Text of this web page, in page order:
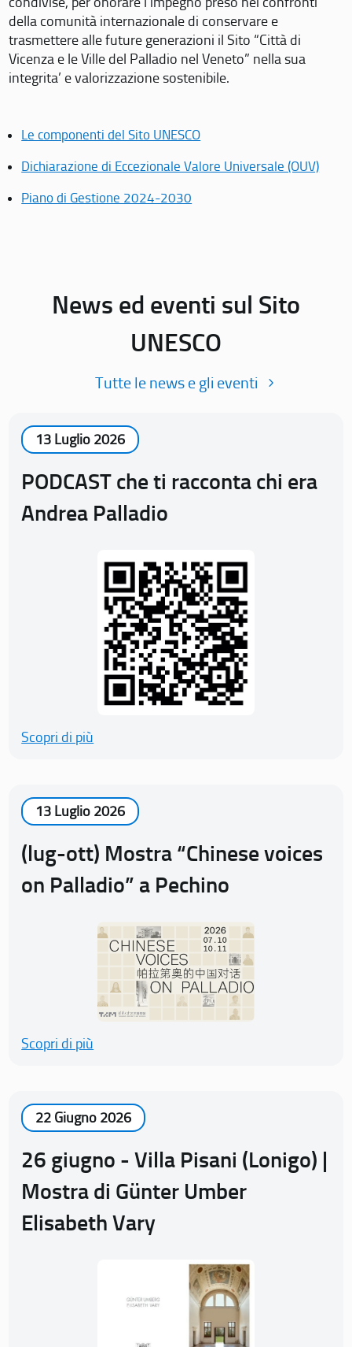
della comunità internazionale di conservare e
trasmettere alle future generazioni il Sito “Città di
Vicenza e le Ville del Palladio nel Veneto” nella sua
integrita’ e valorizzazione sostenibile.
Le componenti del Sito UNESCO
Dichiarazione di Eccezionale Valore Universale (OUV)
Piano di Gestione 2024-2030
News ed eventi sul Sito
UNESCO
Tutte le news e gli eventi
13 Luglio 2026
PODCAST che ti racconta chi era
Andrea Palladio
Scopri di più
13 Luglio 2026
(lug-ott) Mostra “Chinese voices
on Palladio” a Pechino
Scopri di più
22 Giugno 2026
26 giugno - Villa Pisani (Lonigo) |
Mostra di Günter Umber
Elisabeth Vary